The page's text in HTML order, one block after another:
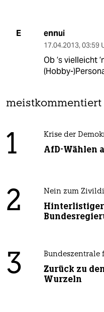
E ennui
17.04.2013, 03:59
Ob ’s vielleicht
(Hobby-
meistkommentiert
1 Krise der
AfD-Wählen
2 Nein zum
3
Zurück zu
Wurzeln